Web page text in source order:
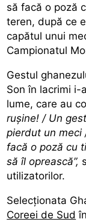
să facă o poză
teren, după ce
capătul unui
Campionatul
Gestul
Son în lacrimi i-
lume, care au
rușine! / Un
pierdut un meci
facă o poză cu
să îl oprească”,
utilizatorilor.
Selecționata
Coreei de Sud